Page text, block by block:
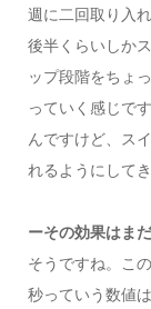
週に二回取り入
後半くらいしか
ップ段階をちょ
っていく感じで
んですけど、ス
れるようにしてき
ーその効果はま
そうですね。こ
秒っていう数値